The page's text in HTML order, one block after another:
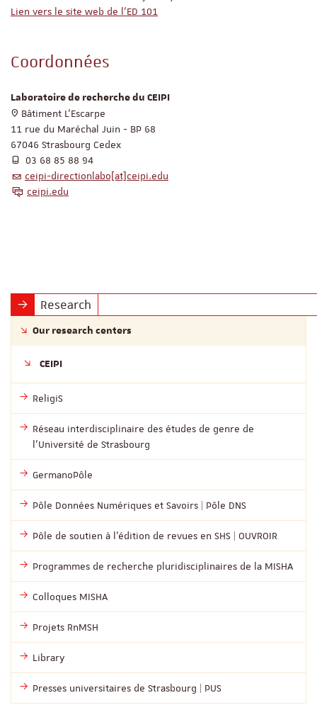
Lien vers le site web de l'ED 101
Coordonnées
Laboratoire de recherche du CEIPI
Bâtiment L'Escarpe
11 rue du Maréchal Juin - BP 68
67046 Strasbourg Cedex
03 68 85 88 94
ceipi-directionlabo[at]ceipi.edu
ceipi.edu
Research
Our research centers
CEIPI
ReligiS
Réseau interdisciplinaire des études de genre de
l’Université de Strasbourg
GermanoPôle
Pôle Données Numériques et Savoirs | Pôle DNS
Pôle de soutien à l’édition de revues en SHS | OUVROIR
Programmes de recherche pluridisciplinaires de la MISHA
Colloques MISHA
Projets RnMSH
Library
Presses universitaires de Strasbourg | PUS